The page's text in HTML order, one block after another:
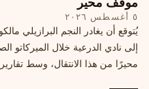
٥ أغسطس ٢٠٢٦
يُتوقع أن يغادر النجم البرازيلي
إلى نادي الدرعية خلال الميركاتو
محيرًا من هذا الانتقال، وسط